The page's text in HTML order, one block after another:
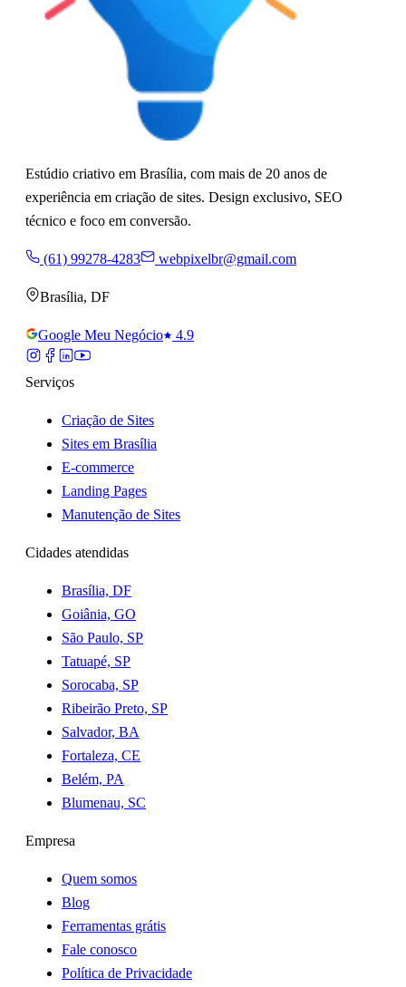
Estúdio criativo em Brasília, com mais de 20 anos de
experiência em criação de sites. Design exclusivo, SEO
técnico e foco em conversão.
(61) 99278-4283 webpixelbr@gmail.com
Brasília, DF
Google Meu Negócio 4.9
Serviços
Criação de Sites
Sites em Brasília
E-commerce
Landing Pages
Manutenção de Sites
Cidades atendidas
Brasília, DF
Goiânia, GO
São Paulo, SP
Tatuapé, SP
Sorocaba, SP
Ribeirão Preto, SP
Salvador, BA
Fortaleza, CE
Belém, PA
Blumenau, SC
Empresa
Quem somos
Blog
Ferramentas grátis
Fale conosco
Política de Privacidade